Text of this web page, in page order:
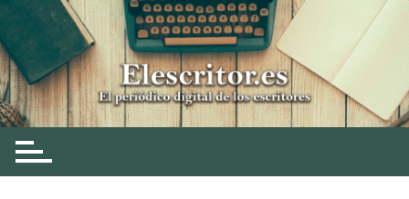
Skip
to
content
Elescritor.es
El periódico digital de los escritores